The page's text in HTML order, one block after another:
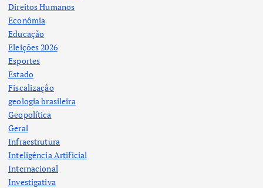
Direitos Humanos
Econômia
Educação
Eleições 2026
Esportes
Estado
Fiscalização
geologia brasileira
Geopolítica
Geral
Infraestrutura
Inteligência Artificial
Internacional
Investigativa